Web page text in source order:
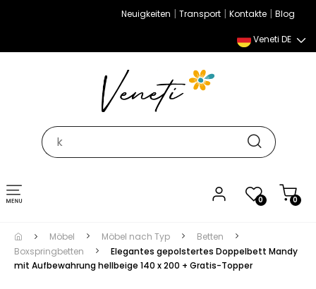
Neuigkeiten | Transport | Kontakte | Blog
Veneti DE
0 0
Umschalten
der
Navigation
Möbel Möbel nach Typ
Betten
Boxspringbetten
Elegantes gepolstertes Doppelbett Mandy
mit Aufbewahrung hellbeige 140 x 200 + Gratis-Topper